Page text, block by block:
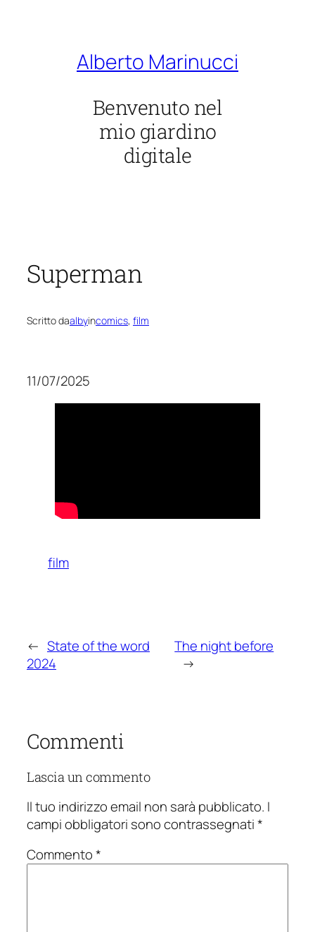
Alberto Marinucci
Benvenuto nel
mio giardino
digitale
Superman
Scritto daalbyincomics, film
11/07/2025
film
← State of the word
2024
The night before
→
Commenti
Lascia un commento
Il tuo indirizzo email non sarà pubblicato. I
campi obbligatori sono contrassegnati*
Commento*